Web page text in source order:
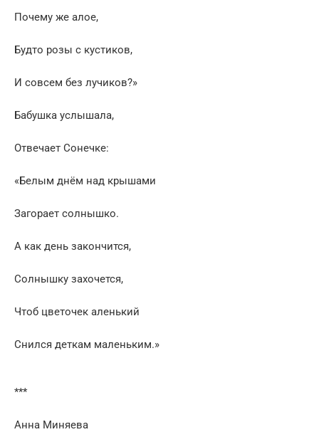
Почему же алое,
Будто розы с кустиков,
И совсем без лучиков?»
Бабушка услышала,
Отвечает Сонечке:
«Белым днём над крышами
Загорает солнышко.
А как день закончится,
Солнышку захочется,
Чтоб цветочек аленький
Снился деткам маленьким.»
***
Анна Миняева